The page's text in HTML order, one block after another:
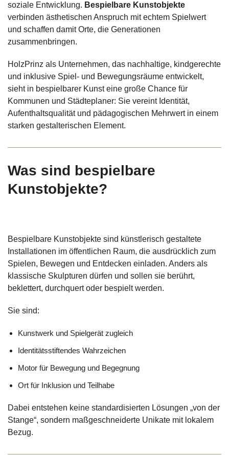
soziale Entwicklung. Bespielbare Kunstobjekte
verbinden ästhetischen Anspruch mit echtem Spielwert
und schaffen damit Orte, die Generationen
zusammenbringen.
HolzPrinz als Unternehmen, das nachhaltige, kindgerechte
und inklusive Spiel- und Bewegungsräume entwickelt,
sieht in bespielbarer Kunst eine große Chance für
Kommunen und Städteplaner: Sie vereint Identität,
Aufenthaltsqualität und pädagogischen Mehrwert in einem
starken gestalterischen Element.
Was sind bespielbare
Kunstobjekte?
Bespielbare Kunstobjekte sind künstlerisch gestaltete
Installationen im öffentlichen Raum, die ausdrücklich zum
Spielen, Bewegen und Entdecken einladen. Anders als
klassische Skulpturen dürfen und sollen sie berührt,
beklettert, durchquert oder bespielt werden.
Sie sind:
Kunstwerk und Spielgerät zugleich
Identitätsstiftendes Wahrzeichen
Motor für Bewegung und Begegnung
Ort für Inklusion und Teilhabe
Dabei entstehen keine standardisierten Lösungen „von der
Stange“, sondern maßgeschneiderte Unikate mit lokalem
Bezug.